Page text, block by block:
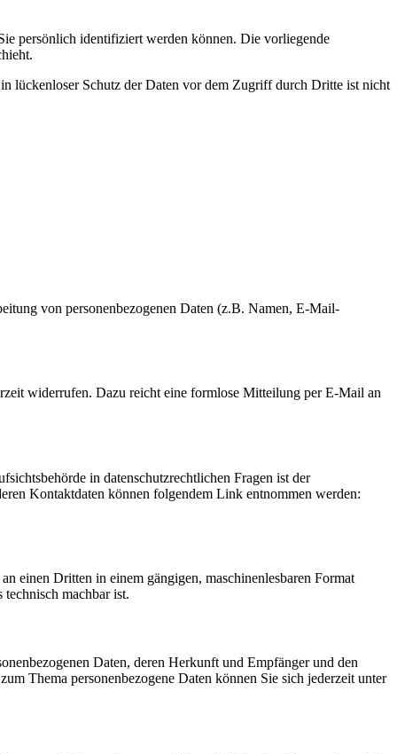
persönlich identifiziert werden können. Die vorliegende
lückenloser Schutz der Daten vor dem Zugriff durch Dritte ist nicht
von personenbezogenen Daten (z.B. Namen, E-Mail-
widerrufen. Dazu reicht eine formlose Mitteilung per E-Mail an
in datenschutzrechtlichen Fragen ist der
Kontaktdaten können folgendem Link entnommen werden:
einen Dritten in einem gängigen, maschinenlesbaren Format
machbar ist.
Daten, deren Herkunft und Empfänger und den
Thema personenbezogene Daten können Sie sich jederzeit unter